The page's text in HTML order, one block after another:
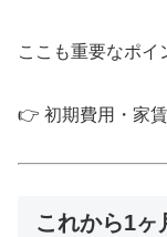
ここも重要なポイ
👉 初期費用・家
これから1ヶ